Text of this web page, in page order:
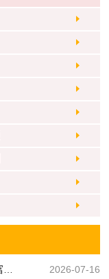
2026-07-16